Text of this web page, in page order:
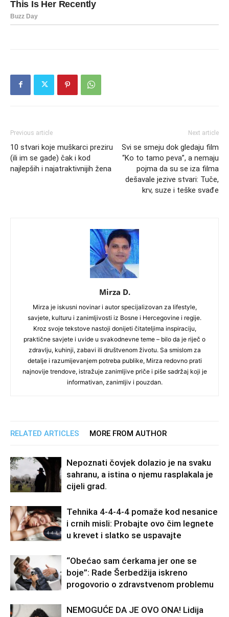
Previous article
10 stvari koje muškarci preziru
(ili im se gade) čak i kod
najlepših i najatraktivnijih žena
Next article
Svi se smeju dok gledaju film
“Ko to tamo peva”, a nemaju
pojma da su se iza filma
dešavale jezive stvari: Tuče,
krv, suze i teške svađe
Mirza D.
Mirza je iskusni novinar i autor specijalizovan za lifestyle,
savjete, kulturu i zanimljivosti iz Bosne i Hercegovine i regije.
Kroz svoje tekstove nastoji donijeti čitateljima inspiraciju,
praktične savjete i uvide u svakodnevne teme – bilo da je riječ o
zdravlju, kuhinji, zabavi ili društvenom životu. Sa smislom za
detalje i razumijevanjem potreba publike, Mirza redovno prati
najnovije trendove, istražuje zanimljive priče i piše sadržaj koji je
informativan, zanimljiv i pouzdan.
RELATED ARTICLES MORE FROM AUTHOR
Nepoznati čovjek dolazio je na svaku
sahranu, a istina o njemu rasplakala je
cijeli grad.
Tehnika 4-4-4-4 pomaže kod nesanice
i crnih misli: Probajte ovo čim legnete
u krevet i slatko se uspavajte
“Obećao sam ćerkama jer one se
boje”: Rade Šerbedžija iskreno
progovorio o zdravstvenom problemu
NEMOGUĆE DA JE OVO ONA! Lidija